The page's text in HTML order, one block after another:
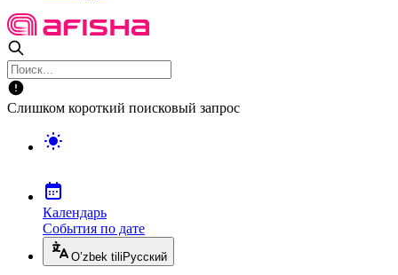
Слишком короткий поисковый запрос
Календарь
События по дате
O’zbek tili Русский